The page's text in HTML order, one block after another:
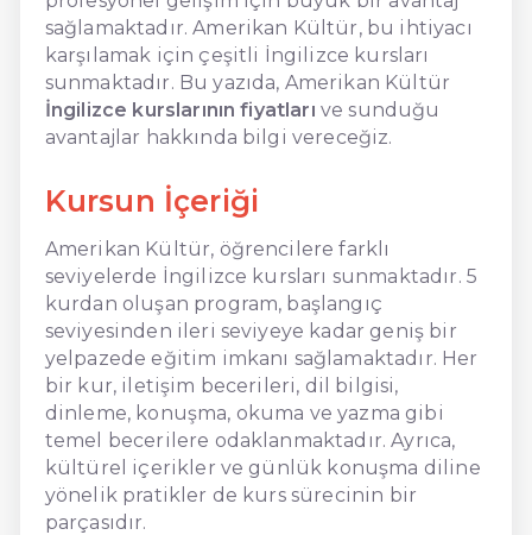
sağlamaktadır. Amerikan Kültür, bu ihtiyacı
karşılamak için çeşitli İngilizce kursları
sunmaktadır. Bu yazıda, Amerikan Kültür
İngilizce kurslarının fiyatları ve sunduğu
avantajlar hakkında bilgi vereceğiz.
Kursun İçeriği
Amerikan Kültür, öğrencilere farklı
seviyelerde İngilizce kursları sunmaktadır. 5
kurdan oluşan program, başlangıç
seviyesinden ileri seviyeye kadar geniş bir
yelpazede eğitim imkanı sağlamaktadır. Her
bir kur, iletişim becerileri, dil bilgisi,
dinleme, konuşma, okuma ve yazma gibi
temel becerilere odaklanmaktadır. Ayrıca,
kültürel içerikler ve günlük konuşma diline
yönelik pratikler de kurs sürecinin bir
parçasıdır.